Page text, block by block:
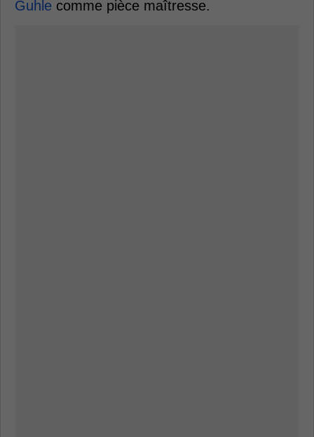
Guhle comme pièce maîtresse.